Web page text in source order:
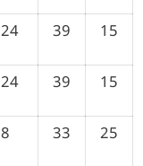
24 39 15
24 39 15
8 33 25